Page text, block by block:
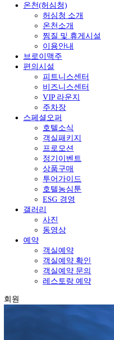
온천(허심청)
허심청 소개
온천소개
찜질 및 휴게시설
이용안내
브로이맥주
편의시설
피트니스센터
비즈니스센터
VIP 라운지
주차장
스페셜오퍼
호텔소식
객실패키지
프로모션
정기이벤트
상품구매
투어가이드
호텔농심툰
ESG 경영
갤러리
사진
동영상
예약
객실예약
객실예약 확인
객실예약 문의
레스토랑 예약
회원